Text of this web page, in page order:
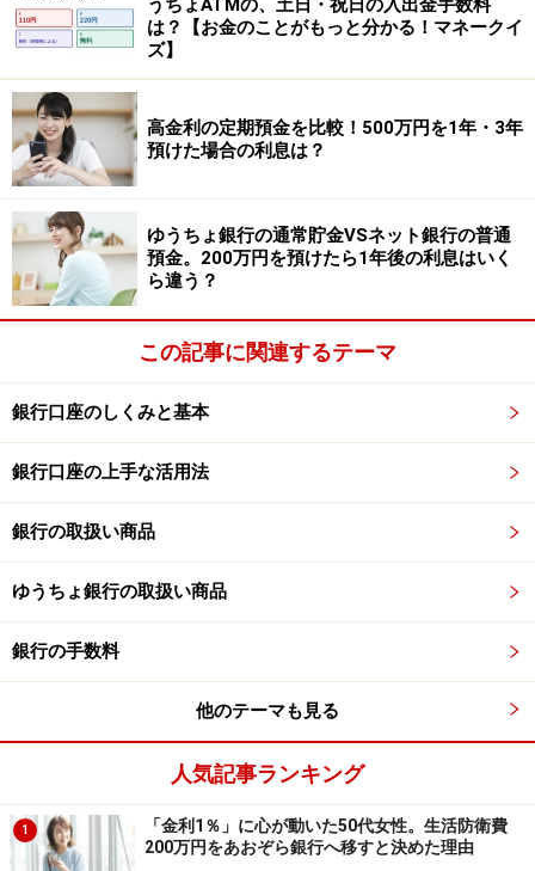
うちょATMの、土日・祝日の入出金手数料
は？【お金のことがもっと分かる！マネークイ
ズ】
高金利の定期預金を比較！500万円を1年・3年
預けた場合の利息は？
ゆうちょ銀行の通常貯金VSネット銀行の普通
預金。200万円を預けたら1年後の利息はいく
ら違う？
この記事に関連するテーマ
銀行口座のしくみと基本
銀行口座の上手な活用法
銀行の取扱い商品
ゆうちょ銀行の取扱い商品
銀行の手数料
他のテーマも見る
人気記事ランキング
1
「金利1％」に心が動いた50代女性。生活防衛費
200万円をあおぞら銀行へ移すと決めた理由